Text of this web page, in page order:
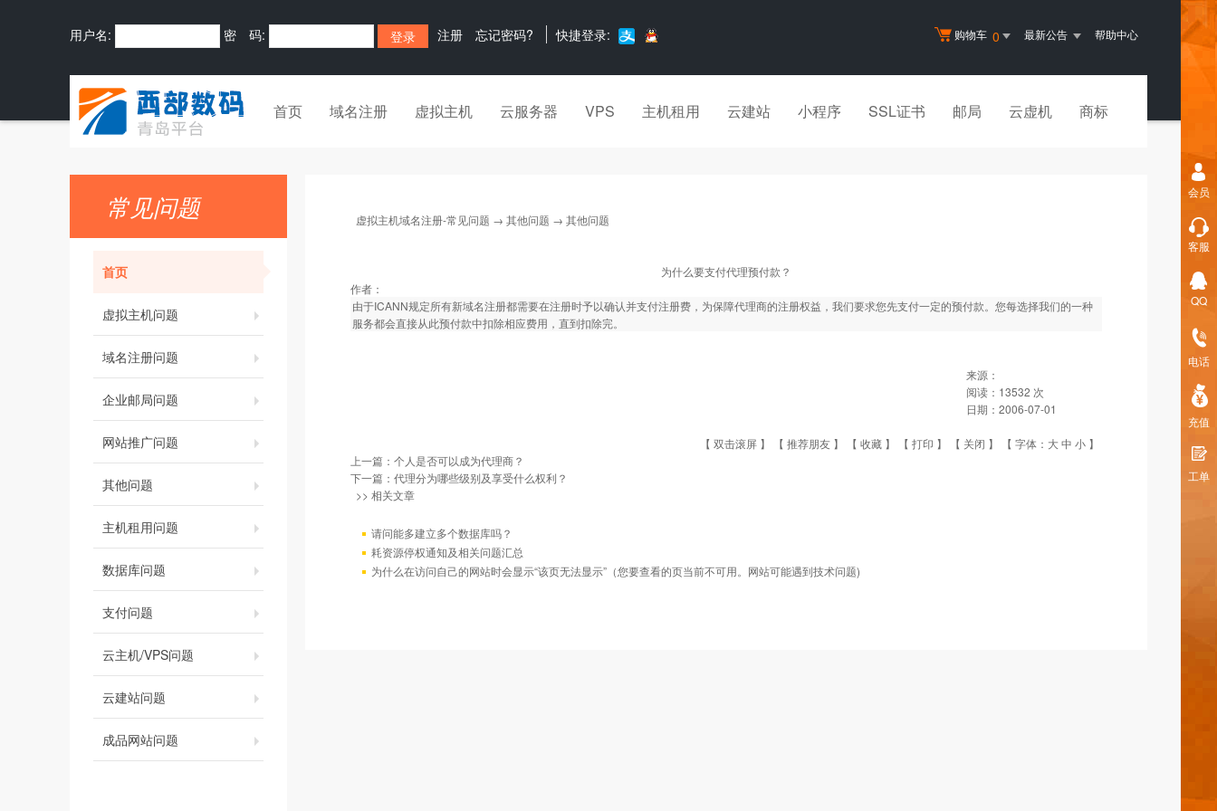
购物车 0 最新公告 帮助中心
用户名: 密 码: 注册 忘记密码? 快捷登录:
首页 域名注册 虚拟主机 云服务器 VPS 主机租用 云建站 小程序 SSL证书 邮局 云虚机 商标
常见问题
首页
虚拟主机问题
域名注册问题
企业邮局问题
网站推广问题
其他问题
主机租用问题
数据库问题
支付问题
云主机/VPS问题
云建站问题
成品网站问题
虚拟主机域名注册-常见问题 → 其他问题 → 其他问题
为什么要支付代理预付款？
作者：
由于ICANN规定所有新域名注册都需要在注册时予以确认并支付注册费，为保障代理商的注册权益，我们要求您先支付一定的预付款。您每选择我们的一种
服务都会直接从此预付款中扣除相应费用，直到扣除完。
来源：
阅读： 13532 次
日期： 2006-07-01
【 双击滚屏 】 【 推荐朋友 】 【 收藏 】 【 打印 】 【 关闭 】 【 字体： 大中 小 】
上一篇： 个人是否可以成为代理商？
下一篇： 代理分为哪些级别及享受什么权利？
>> 相关文章
请问能多建立多个数据库吗？
耗资源停权通知及相关问题汇总
为什么在访问自己的网站时会显示“该页无法显示”（您要查看的页当前不可用。网站可能遇到技术问题)
会员
客服
QQ
电话
充值
工单